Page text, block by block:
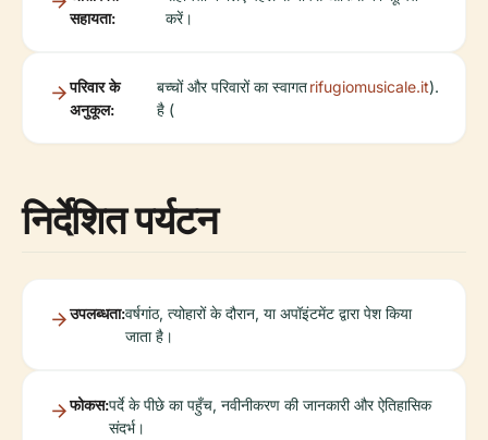
सहायता:
करें।
परिवार के
अनुकूल:
बच्चों और परिवारों का स्वागत
है (
rifugiomusicale.it).
निर्देशित पर्यटन
उपलब्धता:वर्षगांठ, त्योहारों के दौरान, या अपॉइंटमेंट द्वारा पेश किया
जाता है।
फोकस:पर्दे के पीछे का पहुँच, नवीनीकरण की जानकारी और ऐतिहासिक
संदर्भ।